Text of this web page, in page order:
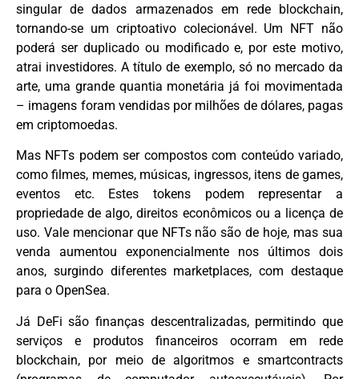
singular de dados armazenados em rede blockchain,
tornando-se um criptoativo colecionável. Um NFT não
poderá ser duplicado ou modificado e, por este motivo,
atrai investidores. A título de exemplo, só no mercado da
arte, uma grande quantia monetária já foi movimentada
– imagens foram vendidas por milhões de dólares, pagas
em criptomoedas.
Mas NFTs podem ser compostos com conteúdo variado,
como filmes, memes, músicas, ingressos, itens de games,
eventos etc. Estes tokens podem representar a
propriedade de algo, direitos econômicos ou a licença de
uso. Vale mencionar que NFTs não são de hoje, mas sua
venda aumentou exponencialmente nos últimos dois
anos, surgindo diferentes marketplaces, com destaque
para o OpenSea.
Já DeFi são finanças descentralizadas, permitindo que
serviços e produtos financeiros ocorram em rede
blockchain, por meio de algoritmos e smartcontracts